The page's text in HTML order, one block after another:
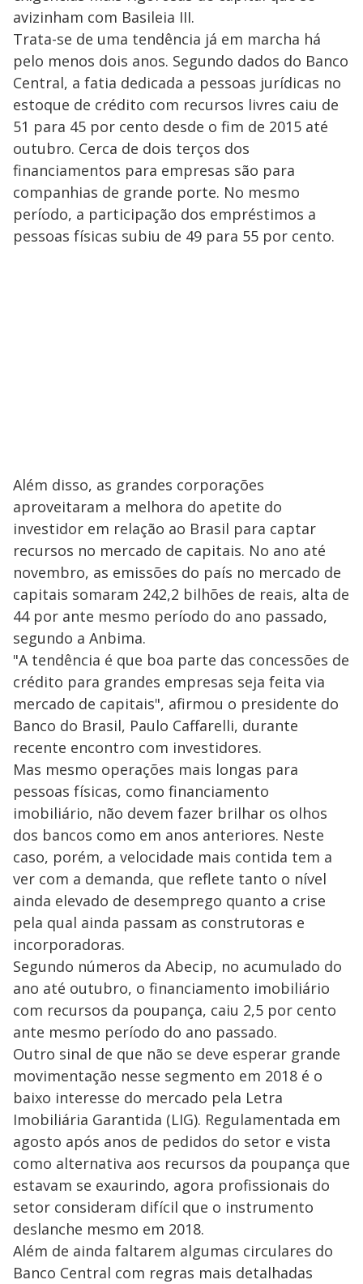
avizinham com Basileia III.
Trata-se de uma tendência já em marcha há
pelo menos dois anos. Segundo dados do Banco
Central, a fatia dedicada a pessoas jurídicas no
estoque de crédito com recursos livres caiu de
51 para 45 por cento desde o fim de 2015 até
outubro. Cerca de dois terços dos
financiamentos para empresas são para
companhias de grande porte. No mesmo
período, a participação dos empréstimos a
pessoas físicas subiu de 49 para 55 por cento.
Além disso, as grandes corporações
aproveitaram a melhora do apetite do
investidor em relação ao Brasil para captar
recursos no mercado de capitais. No ano até
novembro, as emissões do país no mercado de
capitais somaram 242,2 bilhões de reais, alta de
44 por ante mesmo período do ano passado,
segundo a Anbima.
"A tendência é que boa parte das concessões de
crédito para grandes empresas seja feita via
mercado de capitais", afirmou o presidente do
Banco do Brasil, Paulo Caffarelli, durante
recente encontro com investidores.
Mas mesmo operações mais longas para
pessoas físicas, como financiamento
imobiliário, não devem fazer brilhar os olhos
dos bancos como em anos anteriores. Neste
caso, porém, a velocidade mais contida tem a
ver com a demanda, que reflete tanto o nível
ainda elevado de desemprego quanto a crise
pela qual ainda passam as construtoras e
incorporadoras.
Segundo números da Abecip, no acumulado do
ano até outubro, o financiamento imobiliário
com recursos da poupança, caiu 2,5 por cento
ante mesmo período do ano passado.
Outro sinal de que não se deve esperar grande
movimentação nesse segmento em 2018 é o
baixo interesse do mercado pela Letra
Imobiliária Garantida (LIG). Regulamentada em
agosto após anos de pedidos do setor e vista
como alternativa aos recursos da poupança que
estavam se exaurindo, agora profissionais do
setor consideram difícil que o instrumento
deslanche mesmo em 2018.
Além de ainda faltarem algumas circulares do
Banco Central com regras mais detalhadas